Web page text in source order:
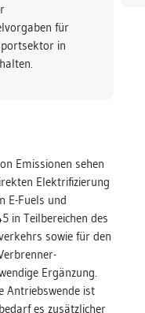
für
in
Emissionen sehen
Elektrifizierung
E-Fuels und
in Teilbereichen des
sowie für den
Ergänzung.
Antriebswende ist
es zusätzlicher